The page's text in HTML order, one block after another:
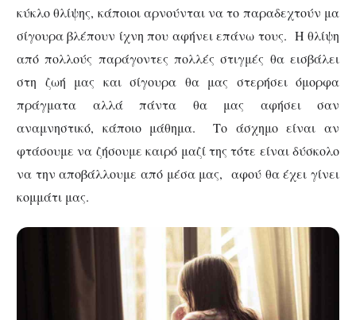
κύκλο θλίψης, κάποιοι αρνούνται να το παραδεχτούν μα
σίγουρα βλέπουν ίχνη που αφήνει επάνω τους. Η θλίψη
από πολλούς παράγοντες πολλές στιγμές θα εισβάλει
στη ζωή μας και σίγουρα θα μας στερήσει όμορφα
πράγματα αλλά πάντα θα μας αφήσει σαν
αναμνηστικό, κάποιο μάθημα. Το άσχημο είναι αν
φτάσουμε να ζήσουμε καιρό μαζί της τότε είναι δύσκολο
να την αποβάλλουμε από μέσα μας, αφού θα έχει γίνει
κομμάτι μας.